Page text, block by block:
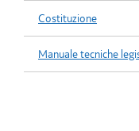
Costituzione
Manuale tecniche